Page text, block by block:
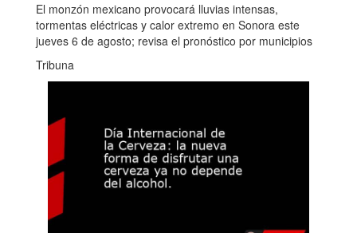
El monzón mexicano provocará lluvias intensas,
tormentas eléctricas y calor extremo en Sonora este
jueves 6 de agosto; revisa el pronóstico por municipios
Tribuna